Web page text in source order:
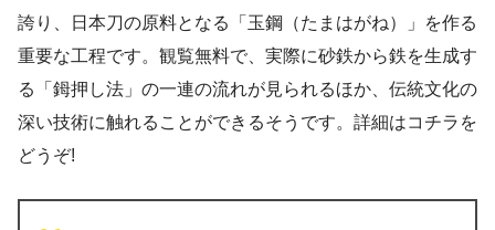
誇り、日本刀の原料となる「玉鋼（たまはがね）」を作る
重要な工程です。観覧無料で、実際に砂鉄から鉄を生成す
る「鉧押し法」の一連の流れが見られるほか、伝統文化の
深い技術に触れることができるそうです。詳細はコチラを
どうぞ!